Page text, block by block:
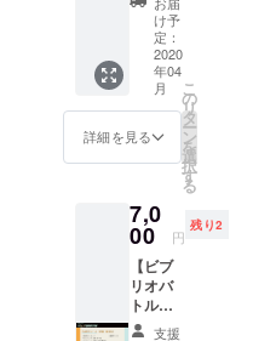
備考欄
にてど
のよう
なもの
を出展
するか
ご記入
な点が
ござい
ら下記
メール
アドレ
スにて
ペース
※PDF形
式で下
記メー
ルアド
レスに
ビブリ
ご自身
のプロ
フィー
ル/推し
Vについ
てまと
めた資
メッ
セージ
・デー
タパン
フレッ
ト
（PDF
） ・パ
ンフ
（紙）
・パン
フレッ
トへの
記載 ・
同人
グッズ
け予
定：
2020
年04
月
詳細を見る
こ
の
リ
タ
ー
ン
を
選
択
す
る
7,0
00 円
残り2
【ビブ
リオバ
トル出
場権支援